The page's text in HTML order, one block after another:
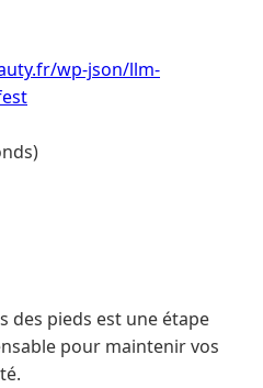
wp-json/llm-
des pieds est une étape
pour maintenir vos